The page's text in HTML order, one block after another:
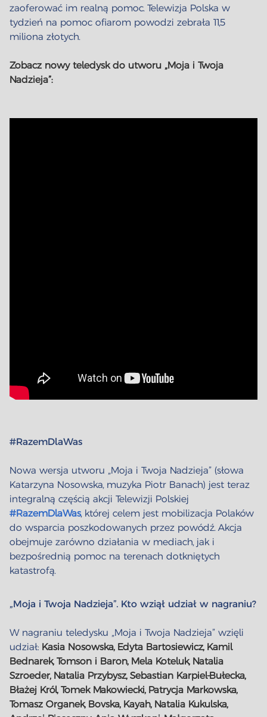
zaoferować im realną pomoc. Telewizja Polska w
tydzień na pomoc ofiarom powodzi zebrała 11,5
miliona złotych.
Zobacz nowy teledysk do utworu „Moja i Twoja
Nadzieja”:
#RazemDlaWas
Nowa wersja utworu „Moja i Twoja Nadzieja” (słowa
Katarzyna Nosowska, muzyka Piotr Banach) jest teraz
integralną częścią akcji Telewizji Polskiej
#RazemDlaWas, której celem jest mobilizacja Polaków
do wsparcia poszkodowanych przez powódź. Akcja
obejmuje zarówno działania w mediach, jak i
bezpośrednią pomoc na terenach dotkniętych
katastrofą.
„Moja i Twoja Nadzieja”. Kto wziął udział w nagraniu?
W nagraniu teledysku „Moja i Twoja Nadzieja” wzięli
udział: Kasia Nosowska, Edyta Bartosiewicz, Kamil
Bednarek, Tomson i Baron, Mela Koteluk, Natalia
Szroeder, Natalia Przybysz, Sebastian Karpiel-Bułecka,
Błażej Król, Tomek Makowiecki, Patrycja Markowska,
Tomasz Organek, Bovska, Kayah, Natalia Kukulska,